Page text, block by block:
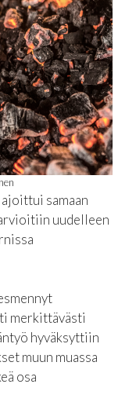
samaan
uudelleen
merkittävästi
hyväksyttiin
muun muassa
osa